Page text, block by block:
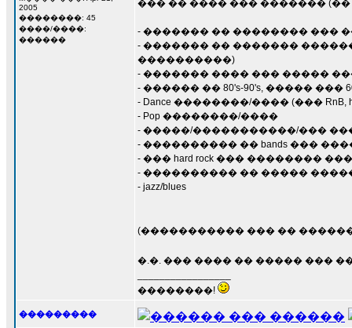
2005
��������: 45
����/����:
������
��� �� ���� ��� �������
- ������� �� �������� ���
- ������� �� �������
����������)
- ������� ���� ��� ����� ���
- ������ �� 80's-90's, �����
- Dance ��������/���� (��� RnB, hip
- Pop ��������/����
- �����/�����������/���
- ���������� �� bands ���
- ��� hard rock ��� ��������
- ���������� �� �����
- jazz/blues
(����������� ��� ��
�.�. ��� ���� �� ����� ���
��������!
���������